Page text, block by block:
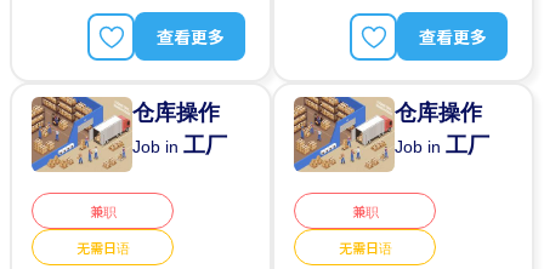
查看更多 查看更多
仓库操作
Job in工厂
兼职
无需日语
仓库操作
Job in工厂
兼职
无需日语